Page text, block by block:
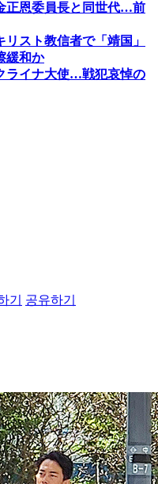
正恩委員長と同世代…前
スト教信者で「靖国」
緩和か
ライナ大使…戦犯哀悼の
기
공유하기